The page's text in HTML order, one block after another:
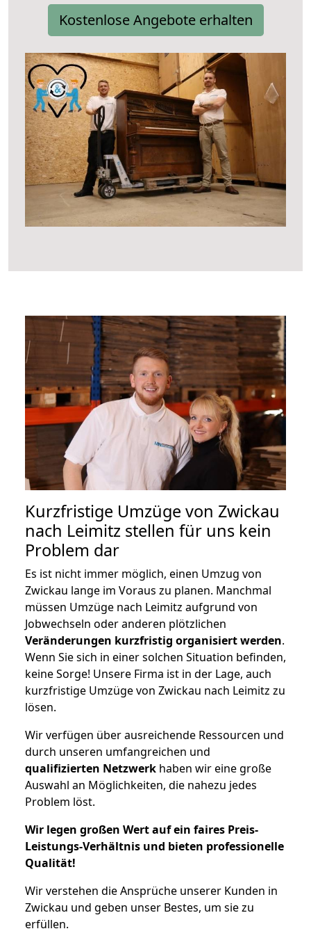
Kostenlose Angebote erhalten
Kurzfristige Umzüge von Zwickau
nach Leimitz stellen für uns kein
Problem dar
Es ist nicht immer möglich, einen Umzug von
Zwickau lange im Voraus zu planen. Manchmal
müssen Umzüge nach Leimitz aufgrund von
Jobwechseln oder anderen plötzlichen
Veränderungen kurzfristig organisiert werden.
Wenn Sie sich in einer solchen Situation befinden,
keine Sorge! Unsere Firma ist in der Lage, auch
kurzfristige Umzüge von Zwickau nach Leimitz zu
lösen.
Wir verfügen über ausreichende Ressourcen und
durch unseren umfangreichen und
qualifizierten Netzwerk haben wir eine große
Auswahl an Möglichkeiten, die nahezu jedes
Problem löst.
Wir legen großen Wert auf ein faires Preis-
Leistungs-Verhältnis und bieten professionelle
Qualität!
Wir verstehen die Ansprüche unserer Kunden in
Zwickau und geben unser Bestes, um sie zu
erfüllen.